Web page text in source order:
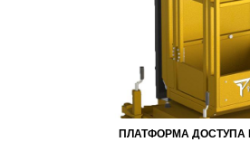
ПЛАТФОРМА